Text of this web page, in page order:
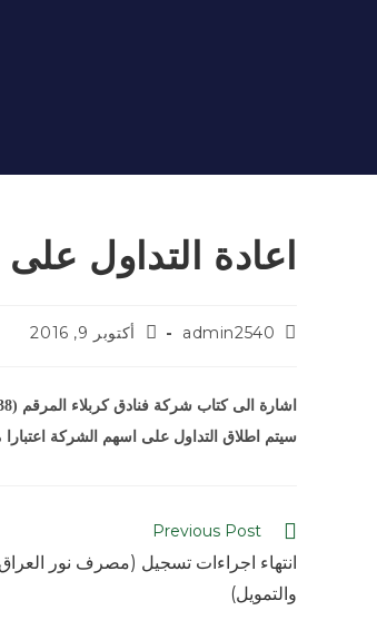
اعادة التداول
admin2540 أكتوبر 9, 2016
اشارة الى كتاب شركة فنادق كربلاء المرقم (38) في 4/10/2016 ومرفقه محضر اجتماع الهيئة العامة (غير المصدق) المنعقدة بتاريخ 2/10/2016.
سيتم اطلاق التداول على اسهم الشركة اعتبارا من
Previous Post
انتهاء اجراءات تسجيل (مصرف نور العراق
والتمويل)